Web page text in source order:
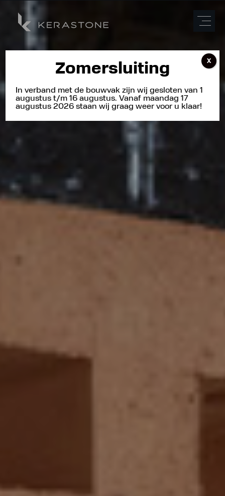
Zomersluiting
In verband met de bouwvak zijn wij gesloten van 1
augustus t/m 16 augustus. Vanaf maandag 17
augustus 2026 staan wij graag weer voor u klaar!
X